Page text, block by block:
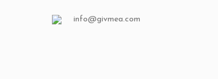
info@givmea.com